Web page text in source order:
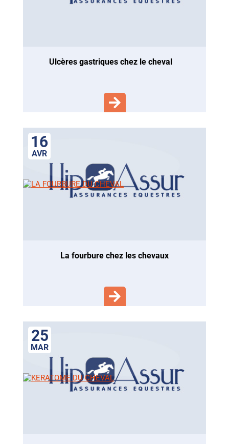
ulcères gastriques chez le cheval
16
AVR
la fourbure chez les chevaux
25
MAR